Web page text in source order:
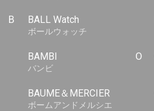
B BALL Watch
ボールウォッチ
BAMBI
バンビ
BAUME＆MERCIER
ボームアンドメルシエ
O